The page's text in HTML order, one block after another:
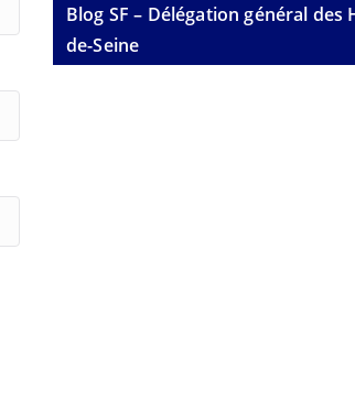
Blog SF – Délégation général des
de-Seine